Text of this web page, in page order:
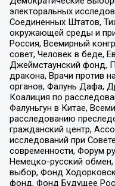
электоральных
Соединенных Штатов,
окружающей среды и
Россия, Всемирный
совет, Человек в беде,
Джеймстаунский фонд,
дракона, Врачи против
органов, Фалунь Дафа,
Коалиция по
Фалуньгун в Китае,
расследованию
гражданский центр,
исследований при
современности, Форум
Немецко-русский
выбор, Фонд
фонд, Фонд Будущее